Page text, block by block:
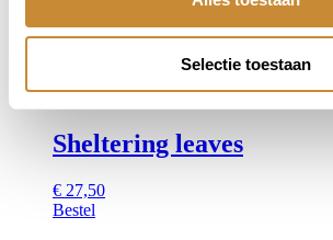
Selectie toestaan
Shine bright (uitverkocht)
Sheltering leaves
€ 27,50
Bestel